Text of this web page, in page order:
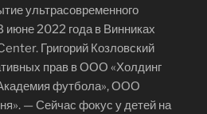
ультрасовременного
июне 2022 года в Винниках
Григорий Козловский
прав в ООО «Холдинг
футбола», ООО
— Сейчас фокус у детей на